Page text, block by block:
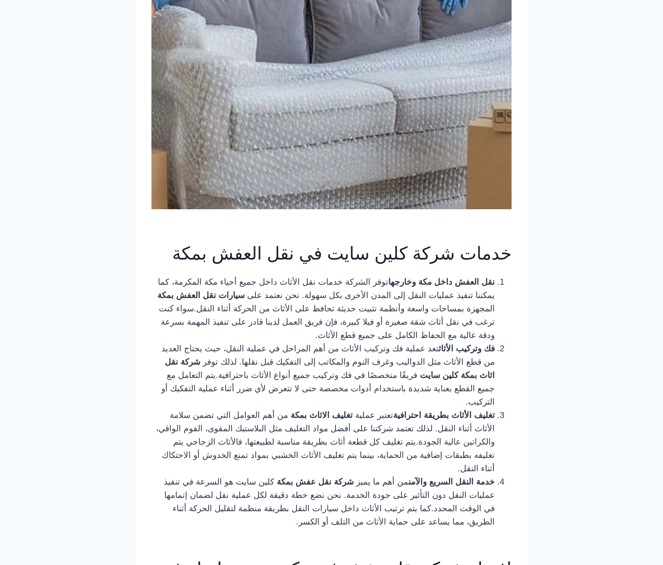
خدمات شركة كلين سايت في نقل العفش بمكة
نقل العفش داخل مكة وخارجهاتوفر الشركة خدمات نقل الأثاث داخل جميع أحياء مكة المكرمة، كما
يمكننا تنفيذ عمليات النقل إلى المدن الأخرى بكل سهولة. نحن نعتمد على سيارات نقل العفش بمكة
المجهزة بمساحات واسعة وأنظمة تثبيت حديثة تحافظ على الأثاث من الحركة أثناء النقل.سواء كنت
ترغب في نقل أثاث شقة صغيرة أو فيلا كبيرة، فإن فريق العمل لدينا قادر على تنفيذ المهمة بسرعة
ودقة عالية مع الحفاظ الكامل على جميع قطع الأثاث.
فك وتركيب الأثاثتعد عملية فك وتركيب الأثاث من أهم المراحل في عملية النقل، حيث يحتاج العديد
من قطع الأثاث مثل الدواليب وغرف النوم والمكاتب إلى التفكيك قبل نقلها. لذلك توفر شركة نقل
اثاث بمكة كلين سايت فريقًا متخصصًا في فك وتركيب جميع أنواع الأثاث باحترافية.يتم التعامل مع
جميع القطع بعناية شديدة باستخدام أدوات مخصصة حتى لا تتعرض لأي ضرر أثناء عملية التفكيك أو
التركيب.
تغليف الأثاث بطريقة احترافيةتعتبر عملية تغليف الاثاث بمكة من أهم العوامل التي تضمن سلامة
الأثاث أثناء النقل. لذلك تعتمد شركتنا على أفضل مواد التغليف مثل البلاستيك المقوى، الفوم الواقي،
والكراتين عالية الجودة.يتم تغليف كل قطعة أثاث بطريقة مناسبة لطبيعتها، فالأثاث الزجاجي يتم
تغليفه بطبقات إضافية من الحماية، بينما يتم تغليف الأثاث الخشبي بمواد تمنع الخدوش أو الاحتكاك
أثناء النقل.
خدمة النقل السريع والآمنمن أهم ما يميز شركة نقل عفش بمكة كلين سايت هو السرعة في تنفيذ
عمليات النقل دون التأثير على جودة الخدمة. نحن نضع خطة دقيقة لكل عملية نقل لضمان إتمامها
في الوقت المحدد.كما يتم ترتيب الأثاث داخل سيارات النقل بطريقة منظمة لتقليل الحركة أثناء
الطريق، مما يساعد على حماية الأثاث من التلف أو الكسر.